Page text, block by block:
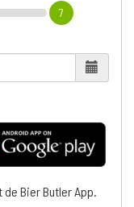
7
Bier Butler App.